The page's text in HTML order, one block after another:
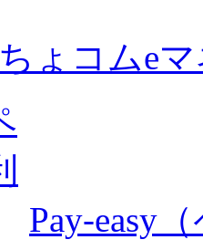
ちょコムe
Pay-easy